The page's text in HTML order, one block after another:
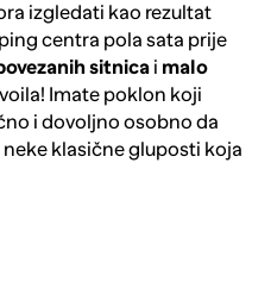
izgledati kao rezultat
centra pola sata prije
sitnicai malo
Imate poklon koji
i dovoljno osobno da
klasične gluposti koja